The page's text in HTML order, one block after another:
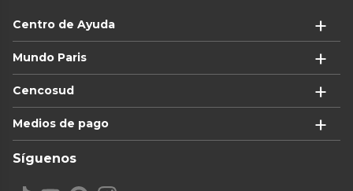
Centro de Ayuda
Mundo Paris
Cencosud
Medios de pago
Síguenos